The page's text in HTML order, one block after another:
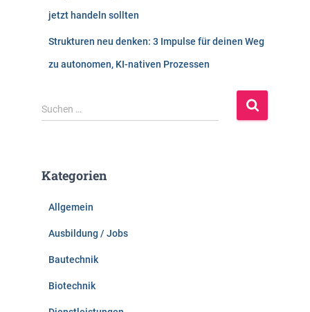
jetzt handeln sollten
Strukturen neu denken: 3 Impulse für deinen Weg
zu autonomen, KI-nativen Prozessen
S
u
n
Suchen …
Kategorien
Allgemein
Ausbildung / Jobs
Bautechnik
Biotechnik